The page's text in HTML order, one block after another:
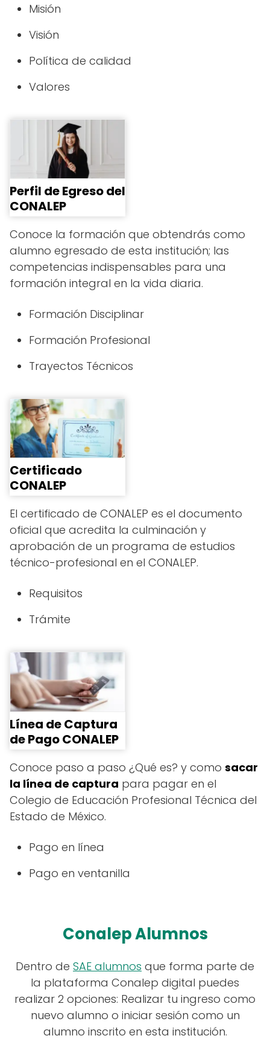
Misión
Visión
Política de calidad
Valores
Perfil de Egreso del
CONALEP
Conoce la formación que obtendrás como
alumno egresado de esta institución; las
competencias indispensables para una
formación integral en la vida diaria.
Formación Disciplinar
Formación Profesional
Trayectos Técnicos
Certificado
CONALEP
El certificado de CONALEP es el documento
oficial que acredita la culminación y
aprobación de un programa de estudios
técnico-profesional en el CONALEP.
Requisitos
Trámite
Línea de Captura
de Pago CONALEP
Conoce paso a paso ¿Qué es? y como sacar
la línea de captura para pagar en el
Colegio de Educación Profesional Técnica del
Estado de México.
Pago en línea
Pago en ventanilla
Conalep Alumnos
Dentro de SAE alumnos que forma parte de
la plataforma Conalep digital puedes
realizar 2 opciones: Realizar tu ingreso como
nuevo alumno o iniciar sesión como un
alumno inscrito en esta institución.